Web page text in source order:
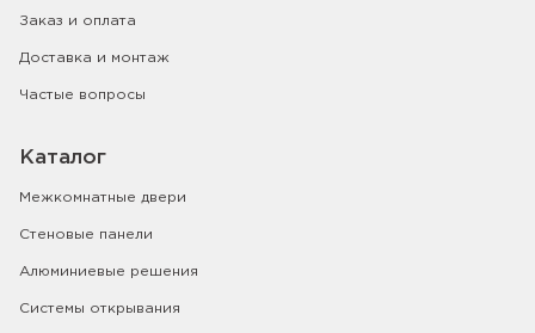
Заказ и оплата
Доставка и монтаж
Частые вопросы
Каталог
Межкомнатные двери
Стеновые панели
Алюминиевые решения
Системы открывания